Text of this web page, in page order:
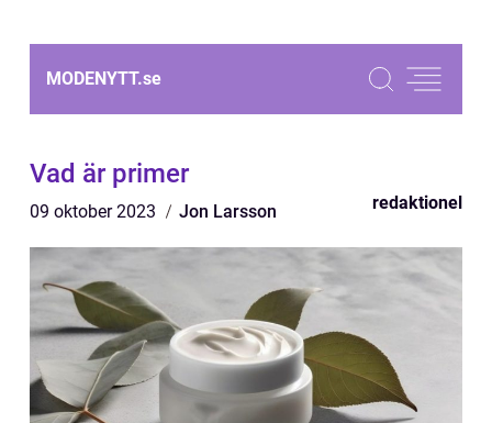
MODENYTT.se
Vad är primer
09 oktober 2023 Jon Larsson redaktionel